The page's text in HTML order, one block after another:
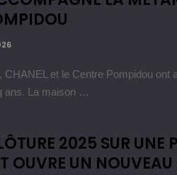
et le Centre Pompidou ont
ans. La maison …
2025 SUR UNE
OUVRE UN